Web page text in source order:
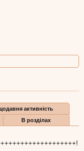
активність
В розділах